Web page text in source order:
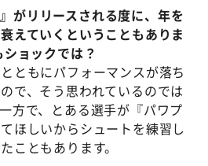
がリリースされる度に、年を
えていくということもありま
ョックでは？
ともにパフォーマンスが落ち
で、そう思われているのでは
方で、とある選手が『パワプ
ほしいからシュートを練習し
こともあります。